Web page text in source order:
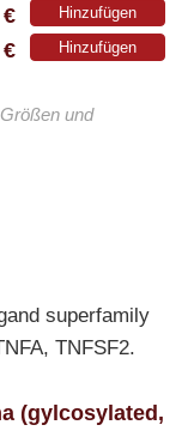
Hinzufügen
Hinzufügen
und
superfamily
TNFSF2.
(gylcosylated,